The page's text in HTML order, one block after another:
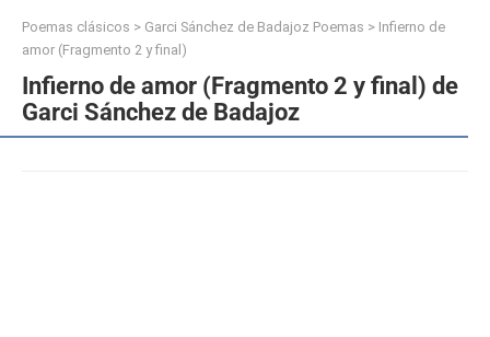
Poemas clásicos > Garci Sánchez de Badajoz Poemas > Infierno de
amor (Fragmento 2 y final)
Infierno de amor (Fragmento 2 y final) de
Garci Sánchez de Badajoz